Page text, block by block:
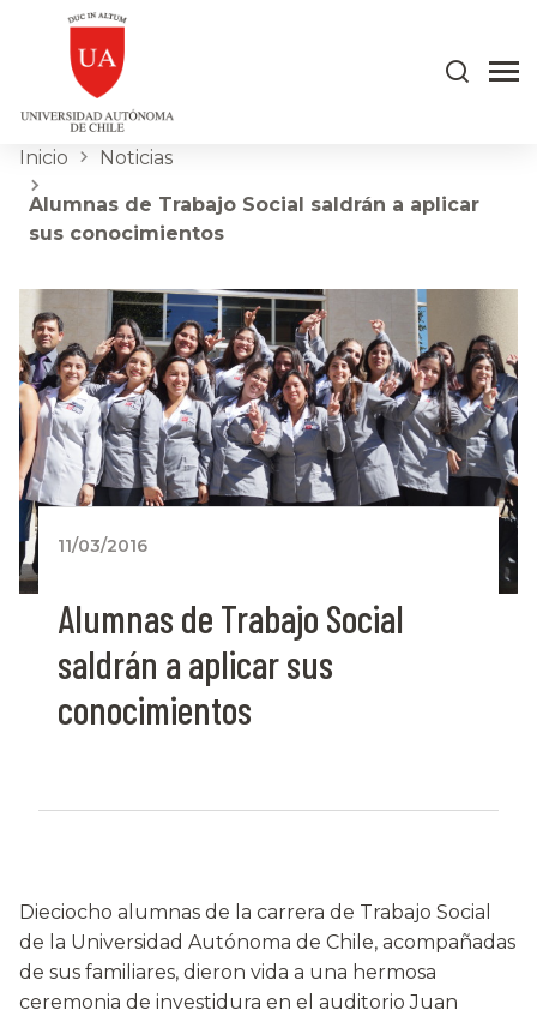
Inicio Noticias
Alumnas de Trabajo Social saldrán a aplicar
sus conocimientos
11/03/2016
Alumnas de Trabajo Social
saldrán a aplicar sus
conocimientos
Dieciocho alumnas de la carrera de Trabajo Social
de la Universidad Autónoma de Chile, acompañadas
de sus familiares, dieron vida a una hermosa
ceremonia de investidura en el auditorio Juan